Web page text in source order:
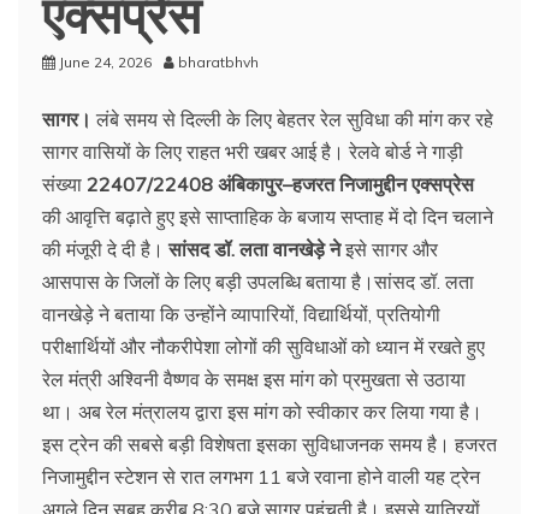
June 24, 2026 bharatbhvh
सागर। लंबे समय से दिल्ली के लिए बेहतर रेल सुविधा की मांग कर रहे
सागर वासियों के लिए राहत भरी खबर आई है। रेलवे बोर्ड ने गाड़ी
संख्या 22407/22408 अंबिकापुर–हजरत निजामुद्दीन एक्सप्रेस
की आवृत्ति बढ़ाते हुए इसे साप्ताहिक के बजाय सप्ताह में दो दिन चलाने
की मंजूरी दे दी है।सांसद डॉ. लता वानखेड़े नेइसे सागर और
आसपास के जिलों के लिए बड़ी उपलब्धि बताया है।सांसद डॉ. लता
वानखेड़े ने बताया कि उन्होंने व्यापारियों, विद्यार्थियों, प्रतियोगी
परीक्षार्थियों और नौकरीपेशा लोगों की सुविधाओं को ध्यान में रखते हुए
रेल मंत्री अश्विनी वैष्णव के समक्ष इस मांग को प्रमुखता से उठाया
था। अब रेल मंत्रालय द्वारा इस मांग को स्वीकार कर लिया गया है।
इस ट्रेन की सबसे बड़ी विशेषता इसका सुविधाजनक समय है। हजरत
निजामुद्दीन स्टेशन से रात लगभग 11 बजे रवाना होने वाली यह ट्रेन
अगले दिन सुबह करीब 8:30 बजे सागर पहुंचती है। इससे यात्रियों